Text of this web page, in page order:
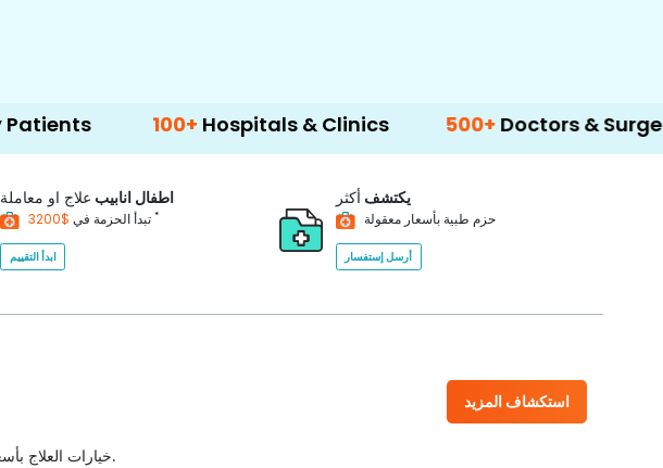
100+Hospitals & Clinics 500+Doctors & Surgeons 14+
اطفال انابيب علاج او معاملة
تبدأ الحزمة في *
ابدأ التقييم
يكتشف أكثر
حزم طبية بأسعار معقولة
أرسل إستفسار
استكشاف المزيد
خيارات العلاج بأسعار معقولة مع جميع النطاقات الممكنة من الإجراءات الطبية للاختيار من بينها مع أفضل جودة للرعاية الصحية في البلاد.